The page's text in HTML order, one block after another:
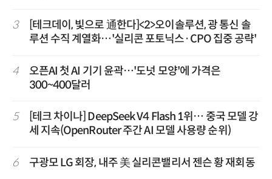
3
[테크데이, 빛으로 通한다]<2>오이솔루션, 광 통신 솔
루션 수직 계열화…'실리콘 포토닉스·CPO 집중 공략'
4
오픈AI 첫 AI 기기 윤곽…'도넛 모양'에 가격은
300~400달러
5
[테크 차이나] DeepSeek V4 Flash 1위… 중국 모델 강
세 지속(OpenRouter 주간 AI 모델 사용량 순위)
6 구광모 LG 회장, 내주 美 실리콘밸리서 젠슨 황 재회동